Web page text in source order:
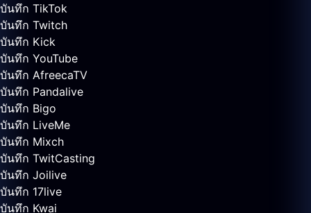
บันทึก TikTok
บันทึก Twitch
บันทึก Kick
บันทึก YouTube
บันทึก AfreecaTV
บันทึก Pandalive
บันทึก Bigo
บันทึก LiveMe
บันทึก Mixch
บันทึก TwitCasting
บันทึก Joilive
บันทึก 17live
บันทึก Kwai